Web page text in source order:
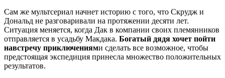
Сам же мультсериал начнет историю с того, что Скрудж и
Дональд не разговаривали на протяжении десяти лет.
Ситуация меняется, когда Дак в компании своих племянников
отправляется в усадьбу Макдака. Богатый дядя хочет пойти
навстречу приключениями сделать все возможное, чтобы
предстоящая экспедиция принесла множество положительных
результатов.